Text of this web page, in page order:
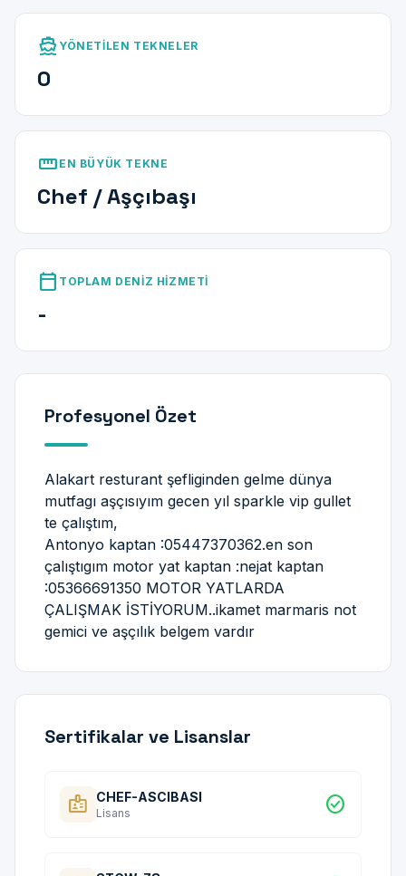
directions_boat YÖNETILEN TEKNELER
0
straighten EN BÜYÜK TEKNE
Chef / Aşçıbaşı
calendar_today TOPLAM DENIZ HIZMETI
-
Profesyonel Özet
Alakart resturant şefliginden gelme dünya
mutfagı aşçısıyım gecen yıl sparkle vip gullet
te çalıştım,
Antonyo kaptan :05447370362.en son
çalıştıgım motor yat kaptan :nejat kaptan
:05366691350 MOTOR YATLARDA
ÇALIŞMAK İSTİYORUM..ikamet marmaris not
gemici ve aşçılık belgem vardır
Sertifikalar ve Lisanslar
badge CHEF-ASCIBASI
Lisans check_circle